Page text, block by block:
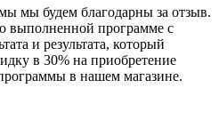
мы будем благодарны за отзыв.
выполненной программе с
и результата, который
в 30% на приобретение
в нашем магазине.